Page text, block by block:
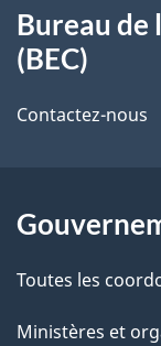
d
e
a
g
e
o
t
e
t
o
a
propos
de
ce
Bureau de
(BEC)
Contactez-nous
Toutes les
Ministères et